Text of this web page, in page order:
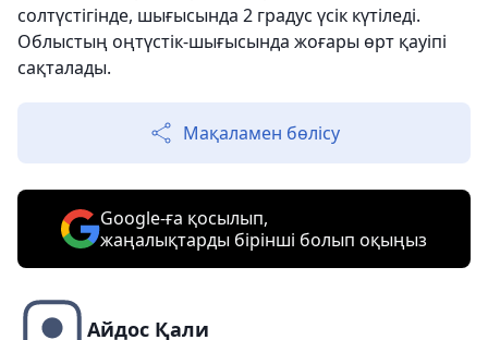
солтүстігінде, шығысында 2 градус үсік күтіледі.
Облыстың оңтүстік-шығысында жоғары өрт қауіпі
сақталады.
Мақаламен бөлісу
Google-ға қосылып,
жаңалықтарды бірінші болып оқыңыз
Айдос Қали